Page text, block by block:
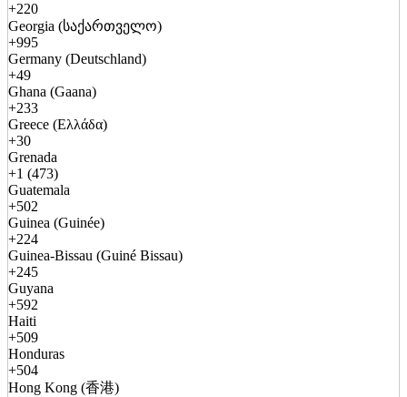
+220
Georgia (საქართველო)
+995
Germany (Deutschland)
+49
Ghana (Gaana)
+233
Greece (Ελλάδα)
+30
Grenada
+1 (473)
Guatemala
+502
Guinea (Guinée)
+224
Guinea-Bissau (Guiné Bissau)
+245
Guyana
+592
Haiti
+509
Honduras
+504
Hong Kong (香港)